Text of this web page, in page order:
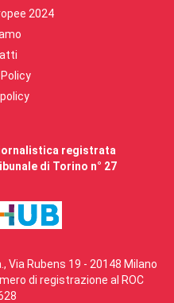
2024
registrata
di Torino n° 27
Via Rubens 19 - 20148 Milano
di registrazione al ROC